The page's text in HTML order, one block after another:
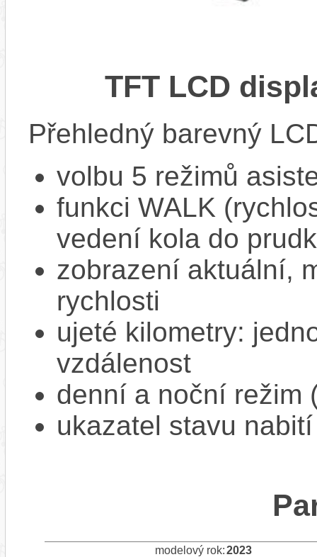
TFT LCD
Přehledný barevný
volbu 5 režimů
funkci WALK
vedení kola do
zobrazení aktuální,
rychlosti
ujeté kilometry:
vzdálenost
denní a noční režim
ukazatel stavu
modelový rok:2023